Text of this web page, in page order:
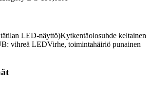
LED-näyttö)Kytkentäolosuhde keltainen
vihreä LEDVirhe, toimintahäiriö punainen